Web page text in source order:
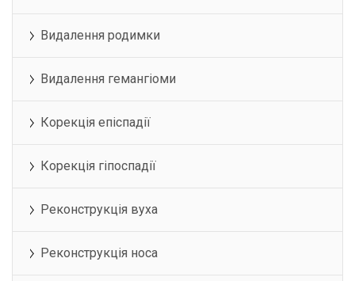
Видалення родимки
Видалення гемангіоми
Корекція епіспадії
Корекція гіпоспадії
Реконструкція вуха
Реконструкція носа